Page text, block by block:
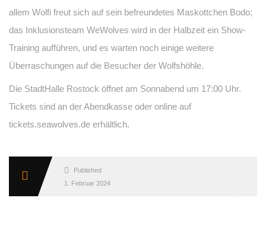
allem Wolfi freut sich auf sein befreundetes Maskottchen Bodo;
das Inklusionsteam WeWolves wird in der Halbzeit ein Show-
Training aufführen, und es warten noch einige weitere
Überraschungen auf die Besucher der Wolfshöhle.
Die StadtHalle Rostock öffnet am Sonnabend um 17:00 Uhr.
Tickets sind an der Abendkasse oder online auf
tickets.seawolves.de erhältlich.
Published
1. Februar 2024